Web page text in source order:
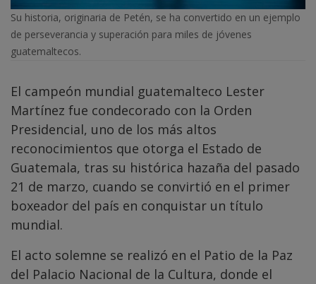
Su historia, originaria de Petén, se ha convertido en un ejemplo
de perseverancia y superación para miles de jóvenes
guatemaltecos.
El campeón mundial guatemalteco Lester
Martínez fue condecorado con la Orden
Presidencial, uno de los más altos
reconocimientos que otorga el Estado de
Guatemala, tras su histórica hazaña del pasado
21 de marzo, cuando se convirtió en el primer
boxeador del país en conquistar un título
mundial.
El acto solemne se realizó en el Patio de la Paz
del Palacio Nacional de la Cultura, donde el